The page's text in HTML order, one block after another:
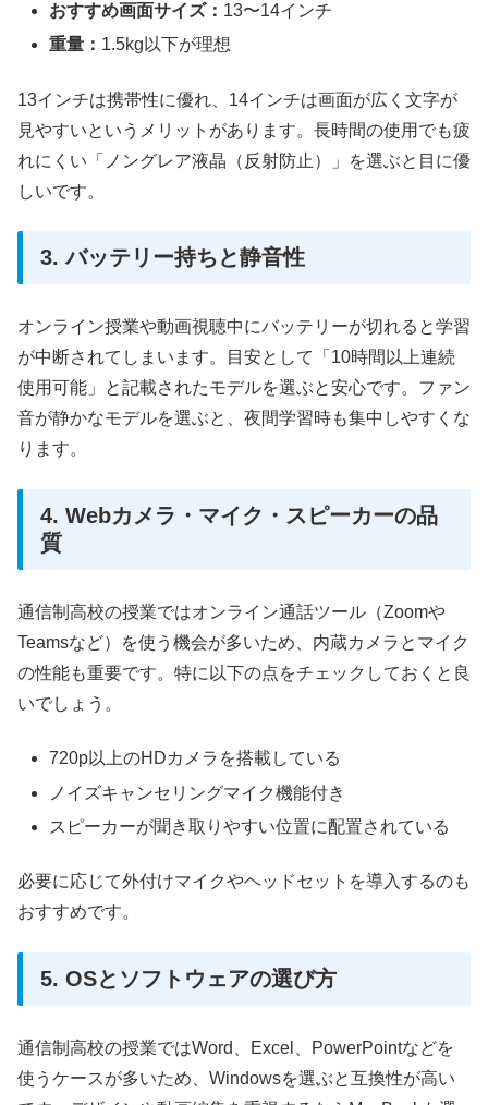
おすすめ画面サイズ： 13〜14インチ
重量： 1.5kg以下が理想
13インチは携帯性に優れ、14インチは画面が広く文字が
見やすいというメリットがあります。長時間の使用でも疲
れにくい「ノングレア液晶（反射防止）」を選ぶと目に優
しいです。
3. バッテリー持ちと静音性
オンライン授業や動画視聴中にバッテリーが切れると学習
が中断されてしまいます。目安として「10時間以上連続
使用可能」と記載されたモデルを選ぶと安心です。ファン
音が静かなモデルを選ぶと、夜間学習時も集中しやすくな
ります。
4. Webカメラ・マイク・スピーカーの品
質
通信制高校の授業ではオンライン通話ツール（Zoomや
Teamsなど）を使う機会が多いため、内蔵カメラとマイク
の性能も重要です。特に以下の点をチェックしておくと良
いでしょう。
720p以上のHDカメラを搭載している
ノイズキャンセリングマイク機能付き
スピーカーが聞き取りやすい位置に配置されている
必要に応じて外付けマイクやヘッドセットを導入するのも
おすすめです。
5. OSとソフトウェアの選び方
通信制高校の授業ではWord、Excel、PowerPointなどを
使うケースが多いため、Windowsを選ぶと互換性が高い